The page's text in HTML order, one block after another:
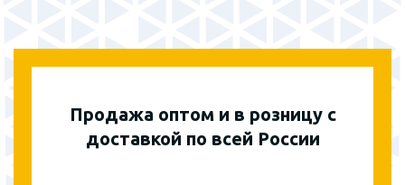
Продажа оптом и в розницу с
доставкой по всей России